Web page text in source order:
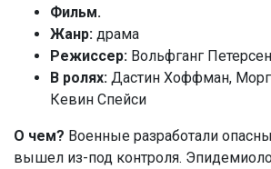
Фильм.
Жанр: драма
Режиссер: Вольфганг Петерсен
В ролях: Дастин Хоффман,
Кевин Спейси
О чем? Военные разработали
вышел из-под контроля.